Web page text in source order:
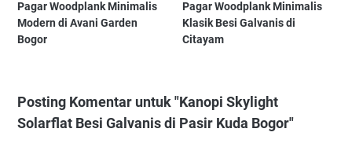
Pagar Woodplank Minimalis
Modern di Avani Garden
Bogor
Pagar Woodplank Minimalis
Klasik Besi Galvanis di
Citayam
Posting Komentar untuk "Kanopi Skylight
Solarflat Besi Galvanis di Pasir Kuda Bogor"